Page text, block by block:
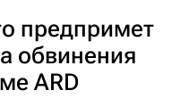
предпримет
обвинения
ARD